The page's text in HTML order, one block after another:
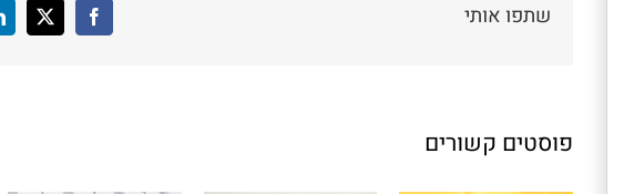
שתפו אותי Facebook
X
פוסטים קשורים